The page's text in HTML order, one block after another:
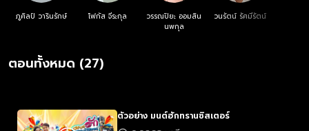
ภูศิลป์ วารินรักษ์ โฟกัส จีระกุล
วรรณปิยะ ออมสิน
นพกุล
วนรัตน์ รัศมีรัตน์
ตอนทั้งหมด (27)
ตัวอย่าง มนต์ฮักทรานซิสเตอร์